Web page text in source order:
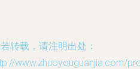
转载，请注明出处：
www.zhuoyouguanjia.com/